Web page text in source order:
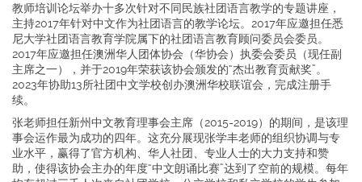
教师培训论坛举办十多次针对不同民族社团语言教学的专题讲座，
主持2017年针对中文作为社团语言的教学论坛。2017年应邀担任悉
尼大学社团语言教育学院属下的社团语言教育顾问委员会委员。
2017年应邀担任澳洲华人团体协会（华协会）执委会委员（现任副
主席之一），并于2019年荣获该协会颁发的“杰出教育贡献奖”。
2023年协助13所社团中文学校创办澳洲华校联谊会，完成注册手
续。
张老师担任新州中文教育理事会主席（2015-2019）的期间，是该理
事会运作最为成功的四年。这充分展现张学丰老师的组织协调与专
业水平，赢得了官方机构、华人社团、专业人士的大力支持和赞
助，使得该协会主办的年度“中文朗诵比赛”达到了空前的规模。每年